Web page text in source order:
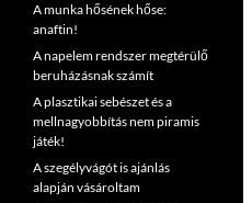
A munka hősének hőse:
anaftin!
A napelem rendszer megtérülő
beruházásnak számít
A plasztikai sebészet és a
mellnagyobbítás nem piramis
játék!
A szegélyvágót is ajánlás
alapján vásároltam